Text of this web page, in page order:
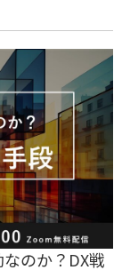
のか？DX戦